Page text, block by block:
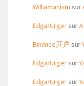
Williamanism sur
EdgarUrgersur
Binance开户 sur
EdgarUrgersur
EdgarUrgersur